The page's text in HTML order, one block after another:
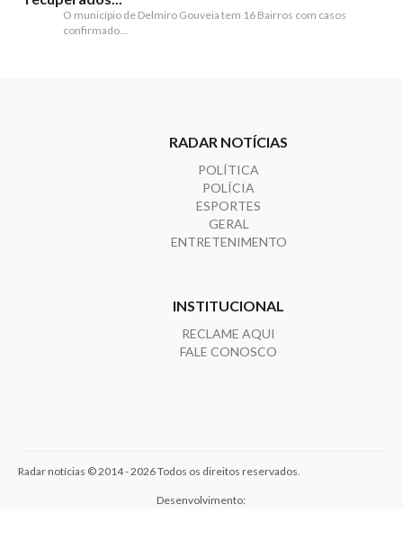
O município de Delmiro Gouveia tem 16 Bairros com casos
confirmado...
RADAR NOTÍCIAS
POLÍTICA
POLÍCIA
ESPORTES
GERAL
ENTRETENIMENTO
INSTITUCIONAL
RECLAME AQUI
FALE CONOSCO
Radar notícias © 2014 - 2026 Todos os direitos reservados.
Desenvolvimento: